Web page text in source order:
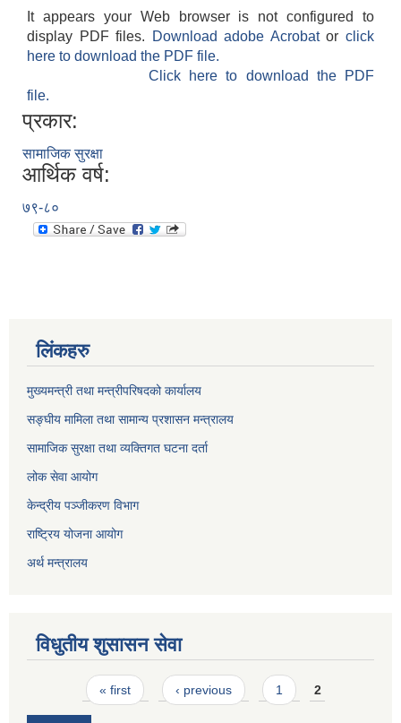
It appears your Web browser is not configured to
display PDF files.
Download adobe Acrobatorclick
here to download the PDF file.
Click here to download the PDF
file.
प्रकार:
सामाजिक सुरक्षा
आर्थिक वर्ष:
७९-८०
लिंकहरु
मुख्यमन्त्री तथा मन्त्रीपरिषदको कार्यालय
सङ्घीय मामिला तथा सामान्य प्रशासन मन्त्रालय
सामाजिक सुरक्षा तथा व्यक्तिगत घटना दर्ता
लोक सेवा आयोग
केन्द्रीय पञ्जीकरण विभाग
राष्ट्रिय योजना आयोग
अर्थ मन्त्रालय
विधुतीय शुसासन सेवा
Pages« first ‹ previous 1 2